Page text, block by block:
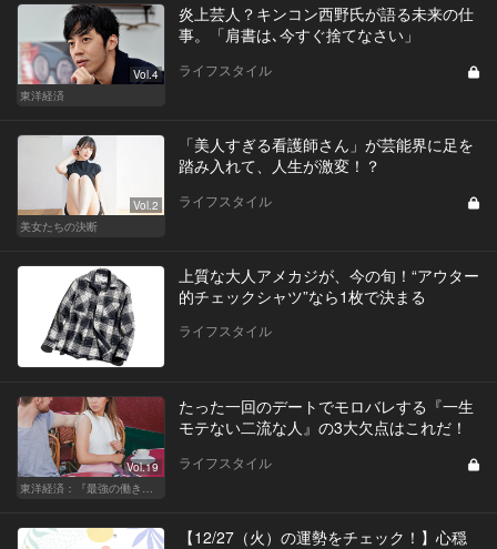
Vol.4
東洋経済
炎上芸人？キンコン西野氏が語る未来の仕
事。「肩書は､今すぐ捨てなさい」
ライフスタイル
Vol.2
美女たちの決断
「美人すぎる看護師さん」が芸能界に足を
踏み入れて、人生が激変！？
ライフスタイル
上質な大人アメカジが、今の旬！“アウター
的チェックシャツ”なら1枚で決まる
ライフスタイル
Vol.19
たった一回のデートでモロバレする『一生
モテない二流な人』の3大欠点はこれだ！
ライフスタイル
【12/27（火）の運勢をチェック！】心穏